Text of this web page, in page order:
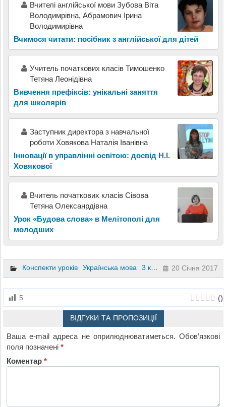
Вчителі англійської мови Зубова Віта
Володимрівна, Абрамович Ірина
Володимирівна
Вчимося читати: посібник з англійської для дітей
Учитель початкових класів Тимошенко
Тетяна Леонідівна
Вивчення префіксів: унікальні заняття
для школярів
Заступник директора з навчальної
роботи Ховякова Наталія Іванівна
Інновації в управлінні освітою: досвід Н.І.
Ховякової
Вчитель початкових класів Сівова
Тетяна Олексанрдівна
Урок «Будова слова» в Мелітополі для
молодших
Конспекти уроків Українська мова 3 клас 20 Січня 2017
5 ()
ВІДГУКИ ТА ПРОПОЗИЦІЇ
Ваша e-mail адреса не оприлюднюватиметься. Обов’язкові
поля позначені*
Коментар*